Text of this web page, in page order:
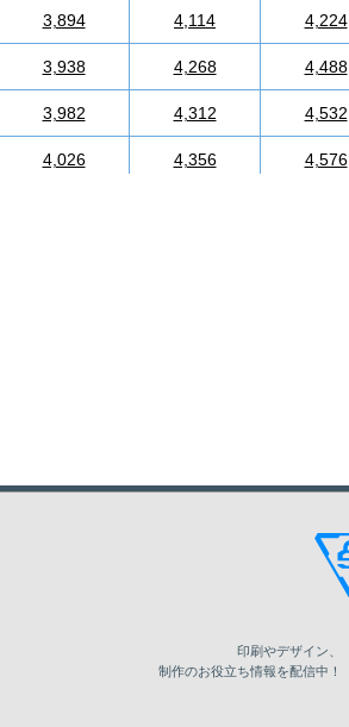
3,894 4,114 4,224
3,938 4,268 4,488
3,982 4,312 4,532
4,026 4,356 4,576
4,334 4,664 4,884
4,928
4,972
4,840 5,060
印刷やデザイン、
制作のお役立ち情報を配信中！